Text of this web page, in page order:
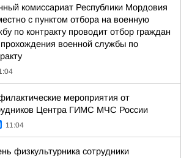
комиссариат Республики Мордовия
с пунктом отбора на военную
по контракту проводит отбор граждан
военной службы по
мероприятия от
Центра ГИМС МЧС России
11:04
физкультурника сотрудники